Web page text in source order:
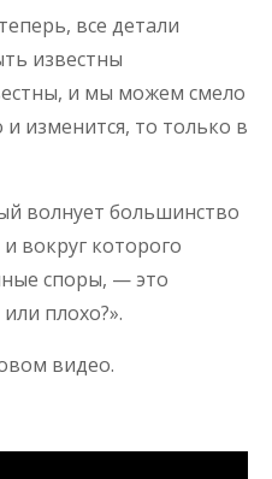
все детали
известны
и мы можем смело
и изменится, то только в
волнует большинство
вокруг которого
споры, — это
плохо?».
видео.